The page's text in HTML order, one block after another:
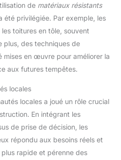
de matériaux résistants
été privilégiée. Par exemple, les
toitures en tôle, souvent
plus, des techniques de
mises en œuvre pour améliorer la
aux futures tempêtes.
locales
locales a joué un rôle crucial
En intégrant les
de prise de décision, les
répondu aux besoins réels et
rapide et pérenne des